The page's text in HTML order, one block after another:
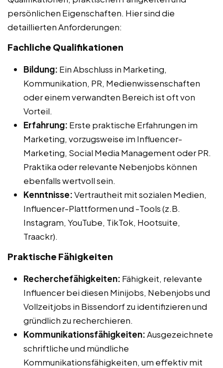
persönlichen Eigenschaften. Hier sind die
detaillierten Anforderungen:
Fachliche Qualifikationen
Bildung: Ein Abschluss in Marketing,
Kommunikation, PR, Medienwissenschaften
oder einem verwandten Bereich ist oft von
Vorteil.
Erfahrung: Erste praktische Erfahrungen im
Marketing, vorzugsweise im Influencer-
Marketing, Social Media Management oder PR.
Praktika oder relevante Nebenjobs können
ebenfalls wertvoll sein.
Kenntnisse:Vertrautheit mit sozialen Medien,
Influencer-Plattformen und -Tools (z.B.
Instagram, YouTube, TikTok, Hootsuite,
Traackr).
Praktische Fähigkeiten
Recherchefähigkeiten: Fähigkeit, relevante
Influencer bei diesen Minijobs, Nebenjobs und
Vollzeitjobs in Bissendorf zu identifizieren und
gründlich zu recherchieren.
Kommunikationsfähigkeiten:Ausgezeichnete
schriftliche und mündliche
Kommunikationsfähigkeiten, um effektiv mit